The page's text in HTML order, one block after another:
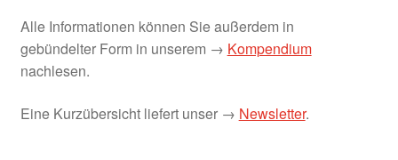
Umgesetzte Projekte 2025
Gesamte Region
Glossar
Alle Informationen können Sie außerdem in
gebündelter Form in unserem → Kompendium
nachlesen.
Eine Kurzübersicht liefert unser → Newsletter.